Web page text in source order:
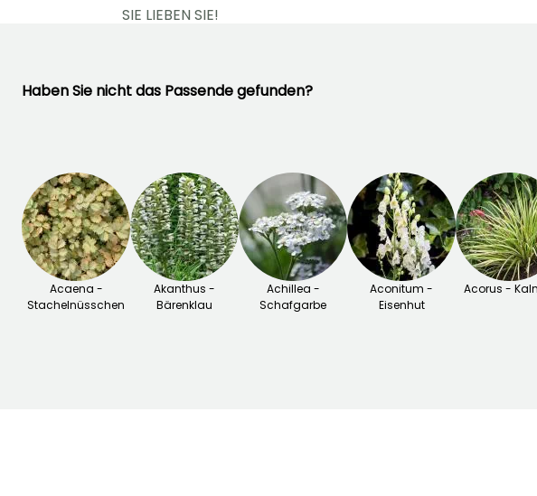
SIE LIEBEN SIE!
Haben Sie nicht das Passende gefunden?
Acaena -
Stachelnüsschen
Akanthus -
Bärenklau
Achillea -
Schafgarbe
Aconitum -
Eisenhut
Acorus -